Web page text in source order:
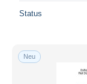
Status
Neu